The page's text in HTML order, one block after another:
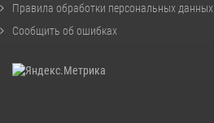
Правила обработки персональных данных
Сообщить об ошибках